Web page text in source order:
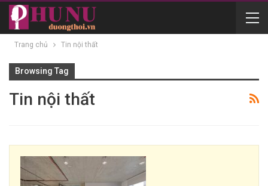
Trang chủ Tin nội thất
Browsing Tag
Tin nội thất